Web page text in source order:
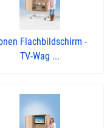
Flachbildschirm -
TV-Wag ...